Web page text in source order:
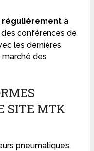
régulièrement à
conférences de
les dernières
marché des
SITE MTK
pneumatiques,